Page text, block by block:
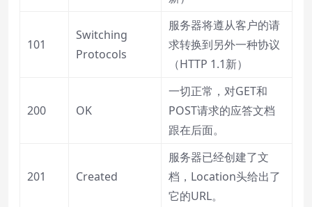
101
Switching
Protocols
服务器将遵从客户的请
求转换到另外一种协议
（HTTP 1.1新）
200 OK
一切正常，对GET和
POST请求的应答文档
跟在后面。
201 Created
服务器已经创建了文
档，Location头给出了
它的URL。